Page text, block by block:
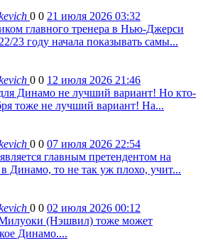
0 0 21 июля 2026 03:32
главного тренера в Нью-Джерси
23 году начала показывать самы...
0 0 12 июля 2026 21:46
Динамо не лучший вариант! Но кто-
тоже не лучший вариант! На...
0 0 07 июля 2026 22:54
главным претендентом на
в Динамо, то не так уж плохо, учит...
0 0 02 июля 2026 00:12
(Нэшвил) тоже может
Динамо....